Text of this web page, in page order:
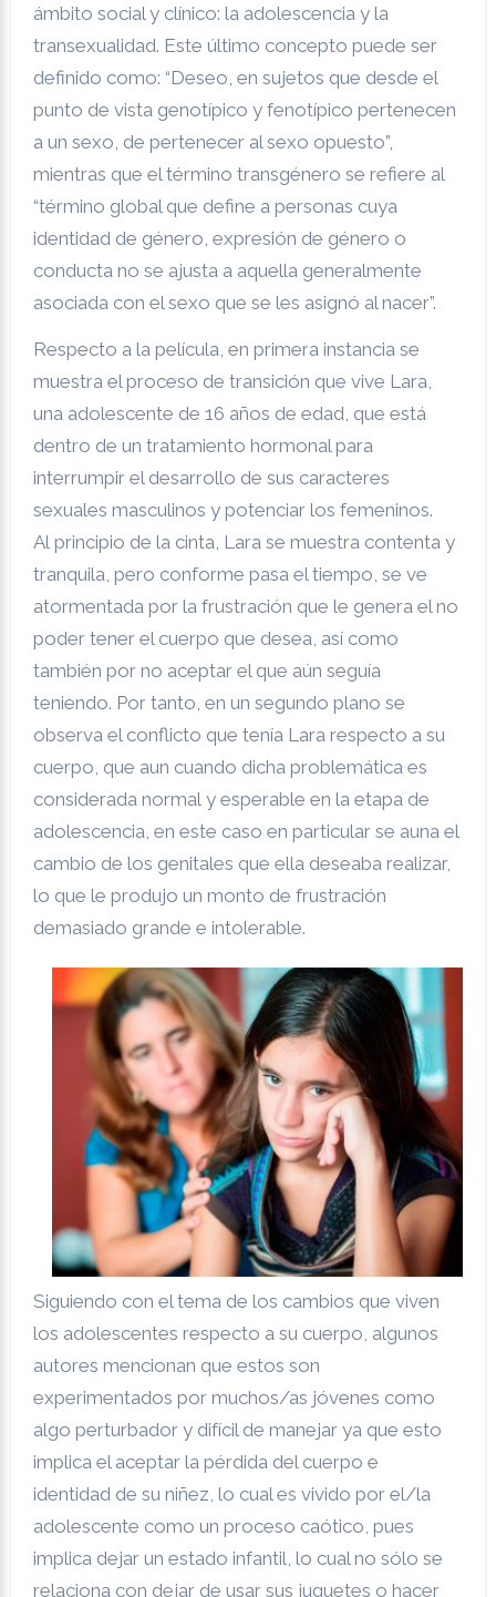
ámbito social y clínico: la adolescencia y la
transexualidad. Este último concepto puede ser
definido como: “Deseo, en sujetos que desde el
punto de vista genotípico y fenotípico pertenecen
a un sexo, de pertenecer al sexo opuesto”,
mientras que el término transgénero se refiere al
“término global que define a personas cuya
identidad de género, expresión de género o
conducta no se ajusta a aquella generalmente
asociada con el sexo que se les asignó al nacer”.
Respecto a la película, en primera instancia se
muestra el proceso de transición que vive Lara,
una adolescente de 16 años de edad, que está
dentro de un tratamiento hormonal para
interrumpir el desarrollo de sus caracteres
sexuales masculinos y potenciar los femeninos.
Al principio de la cinta, Lara se muestra contenta y
tranquila, pero conforme pasa el tiempo, se ve
atormentada por la frustración que le genera el no
poder tener el cuerpo que desea, así como
también por no aceptar el que aún seguía
teniendo. Por tanto, en un segundo plano se
observa el conflicto que tenía Lara respecto a su
cuerpo, que aun cuando dicha problemática es
considerada normal y esperable en la etapa de
adolescencia, en este caso en particular se auna el
cambio de los genitales que ella deseaba realizar,
lo que le produjo un monto de frustración
demasiado grande e intolerable.
Siguiendo con el tema de los cambios que viven
los adolescentes respecto a su cuerpo, algunos
autores mencionan que estos son
experimentados por muchos/as jóvenes como
algo perturbador y difícil de manejar ya que esto
implica el aceptar la pérdida del cuerpo e
identidad de su niñez, lo cual es vivido por el/la
adolescente como un proceso caótico, pues
implica dejar un estado infantil, lo cual no sólo se
relaciona con dejar de usar sus juguetes o hacer